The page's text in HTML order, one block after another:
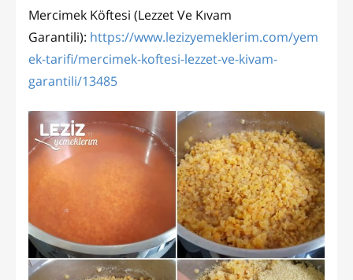
Mercimek Köftesi (Lezzet Ve Kıvam
Garantili): https://www.lezizyemeklerim.com/yem
ek-tarifi/mercimek-koftesi-lezzet-ve-kivam-
garantili/13485